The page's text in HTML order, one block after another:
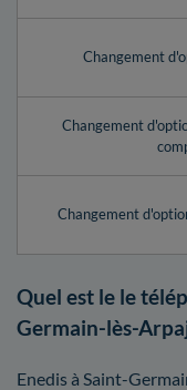
Changement
Changement
Changement
Quel est le le
Germain-lès-
Enedis à Saint-